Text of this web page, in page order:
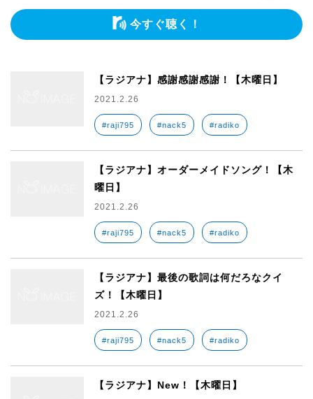
今すぐ聴く！
【ラジアナ】感謝感謝感謝！【木曜日】
2021.2.26
#raji795 #nack5 #radiko
【ラジアナ】オーダーメイドソング！【木
曜日】
2021.2.26
#raji795 #nack5 #radiko
【ラジアナ】最後の歌詞は何だろなクイ
ズ！【木曜日】
2021.2.26
#raji795 #nack5 #radiko
【ラジアナ】New！【木曜日】